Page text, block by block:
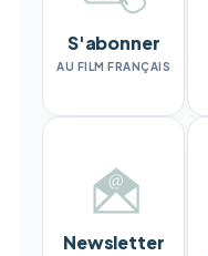
S'abonner
AU FILM FRANÇAIS
Newsletter